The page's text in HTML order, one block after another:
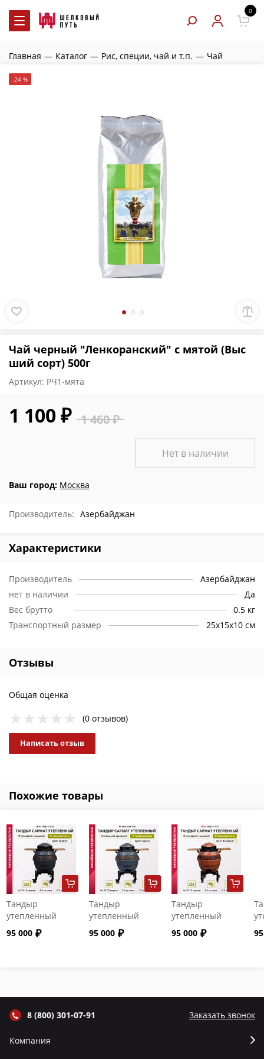
0
Главная — Каталог — Рис, специи, чай и т.п. — Чай
-24 %
Чай черный "Ленкоранский" с мятой (Выс
ший сорт) 500г
Артикул: РЧ1-мята
1 460 ₽
1 100 ₽
Ваш город: Москва
Нет в наличии
Производитель: Азербайджан
Характеристики
Производитель
Азербайджан
нет в наличии
Да
Вес брутто
0.5 кг
Транспортный размер
25х15х10 см
Отзывы
Общая оценка
(0 отзывов)
Написать отзыв
Похожие товары
Тандыр
утепленный
"Сармат" с
откидной
95 000
Тандыр
утепленный
"Сармат" с
откидной
95 000
Тандыр
утепленный
"Сармат" с
откидной
95 000
8 (800) 301-07-91 Заказать звонок
Компания